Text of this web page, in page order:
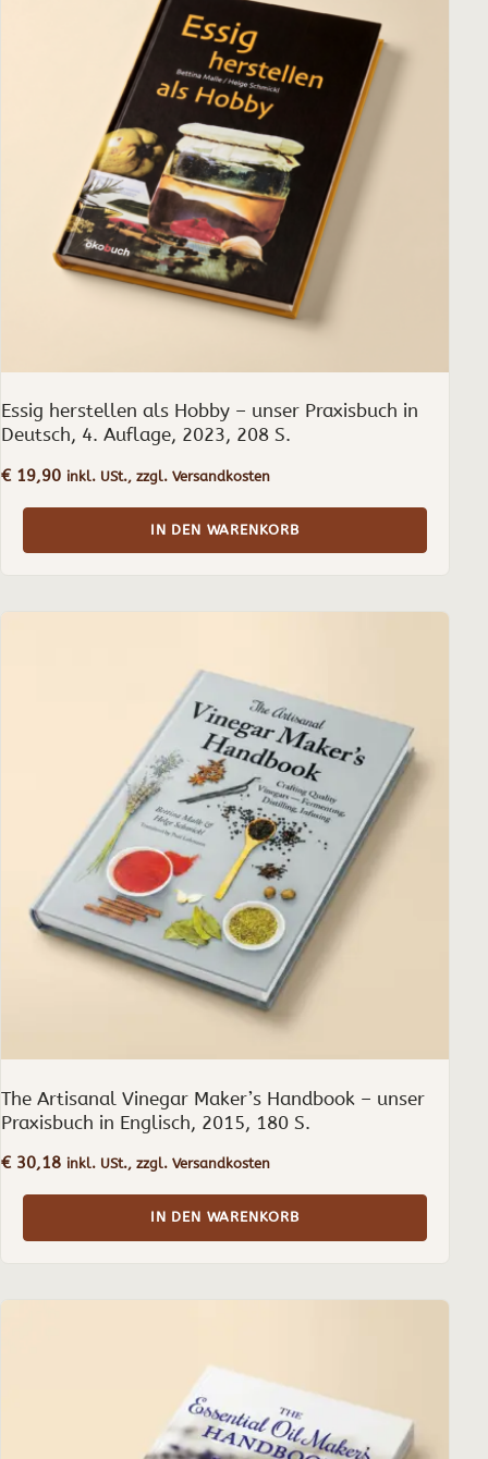
Essig herstellen als Hobby – unser Praxisbuch in
Deutsch, 4. Auflage, 2023, 208 S.
€19,90 inkl. USt., zzgl. Versandkosten
IN DEN WARENKORB
The Artisanal Vinegar Maker’s Handbook – unser
Praxisbuch in Englisch, 2015, 180 S.
€30,18 inkl. USt., zzgl. Versandkosten
IN DEN WARENKORB